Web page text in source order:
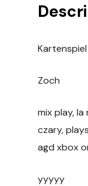
Zoch
mix play,
czary,
agd xbox
yyyyy